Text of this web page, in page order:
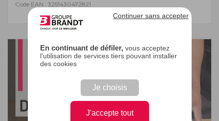
En continuant de défiler, vous acceptez
l'utilisation de services tiers pouvant installer
des cookies
Je choisis
J'accepte tout
Continuer sans accepter
Code EAN : 3251430472821